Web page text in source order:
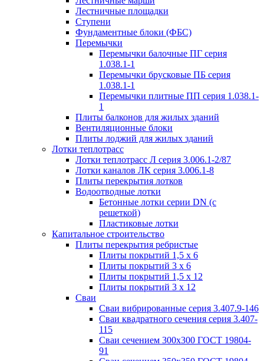
Лестничные площадки
Ступени
Фундаментные блоки (ФБС)
Перемычки
Перемычки балочные ПГ серия
1.038.1-1
Перемычки брусковые ПБ серия
1.038.1-1
Перемычки плитные ПП серия 1.038.1-
1
Плиты балконов для жилых зданий
Вентиляционные блоки
Плиты лоджий для жилых зданий
Лотки теплотрасс
Лотки теплотрасс Л серия 3.006.1-2/87
Лотки каналов ЛК серия 3.006.1-8
Плиты перекрытия лотков
Водоотводные лотки
Бетонные лотки серии DN (с
решеткой)
Пластиковые лотки
Капитальное строительство
Плиты перекрытия ребристые
Плиты покрытий 1,5 x 6
Плиты покрытий 3 x 6
Плиты покрытий 1,5 x 12
Плиты покрытий 3 x 12
Сваи
Сваи вибрированные серия 3.407.9-146
Сваи квадратного сечения серия 3.407-
115
Сваи сечением 300х300 ГОСТ 19804-
91